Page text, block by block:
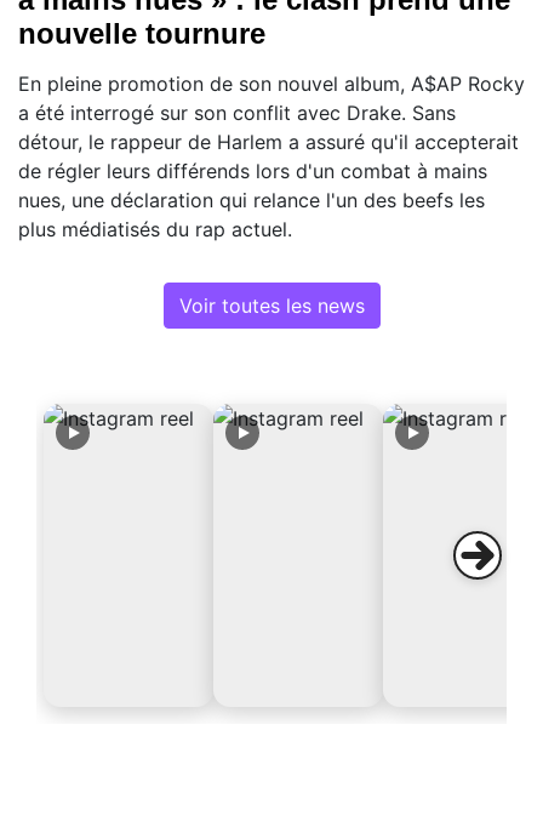
nouvelle tournure
En pleine promotion de son nouvel album, A$AP Rocky
a été interrogé sur son conflit avec Drake. Sans
détour, le rappeur de Harlem a assuré qu'il accepterait
de régler leurs différends lors d'un combat à mains
nues, une déclaration qui relance l'un des beefs les
plus médiatisés du rap actuel.
Voir toutes les news